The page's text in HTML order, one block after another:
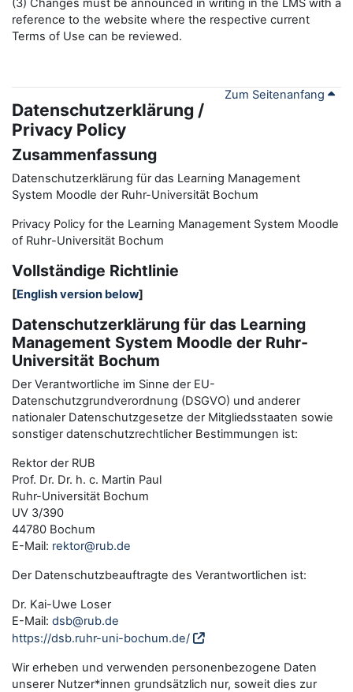
(3) Changes must be announced in writing in the LMS with a
reference to the website where the respective current
Terms of Use can be reviewed.
Zum Seitenanfang
Datenschutzerklärung /
Privacy Policy
Zusammenfassung
Datenschutzerklärung für das Learning Management
System Moodle der Ruhr-Universität Bochum
Privacy Policy for the Learning Management System Moodle
of Ruhr-Universität Bochum
Vollständige Richtlinie
[English version below]
Datenschutzerklärung für das Learning
Management System Moodle der Ruhr-
Universität Bochum
Der Verantwortliche im Sinne der EU-
Datenschutzgrundverordnung (DSGVO) und anderer
nationaler Datenschutzgesetze der Mitgliedsstaaten sowie
sonstiger datenschutzrechtlicher Bestimmungen ist:
Rektor der RUB
Prof. Dr. Dr. h. c. Martin Paul
Ruhr-Universität Bochum
UV 3/390
44780 Bochum
E-Mail: rektor@rub.de
Der Datenschutzbeauftragte des Verantwortlichen ist:
Dr. Kai-Uwe Loser
E-Mail: dsb@rub.de
https://dsb.ruhr-uni-bochum.de/
Wir erheben und verwenden personenbezogene Daten
unserer Nutzer*innen grundsätzlich nur, soweit dies zur